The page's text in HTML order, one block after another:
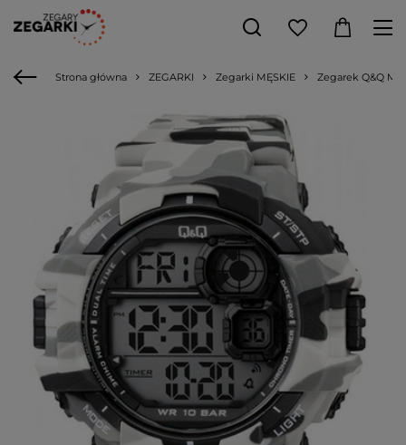
Strona główna ZEGARKI Zegarki MĘSKIE Zegarek Q&Q